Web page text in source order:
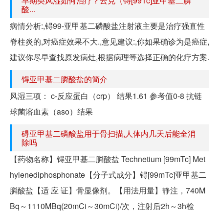
酸...
病情分析:,锝99-亚甲基二磷酸盐注射液主要是治疗强直性
脊柱炎的,对癌症效果不大.,意见建议:,你如果确诊为是癌症,
建议你尽早查找原发病灶,根据病理等选择正确的化疗方案.
锝亚甲基二膦酸盐的简介
风湿三项： c-反应蛋白（crp） 结果1.61 参考值0-8 抗链
球菌溶血素（aso）结果
碍亚甲基二磷酸盐用于骨扫描,人体内几天后能全消
除吗
【药物名称】锝亚甲基二膦酸盐 Technetium [99mTc] Met
hylenediphosphonate【分子式成分】锝[99mTc]亚甲基二
膦酸盐【适 应 证】骨显像剂。【用法用量】静注，740M
Bq～1110MBq(20mCi～30mCi)/次，注射后2h～3h检